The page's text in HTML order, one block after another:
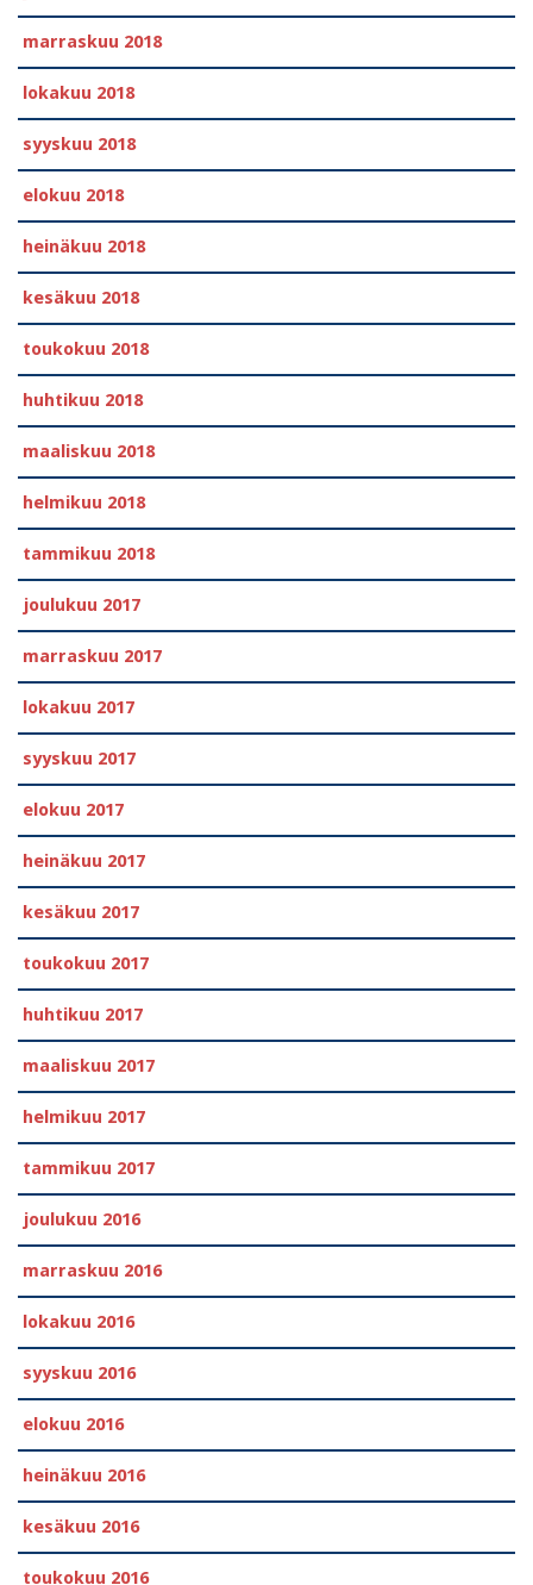
marraskuu 2018
lokakuu 2018
syyskuu 2018
elokuu 2018
heinäkuu 2018
kesäkuu 2018
toukokuu 2018
huhtikuu 2018
maaliskuu 2018
helmikuu 2018
tammikuu 2018
joulukuu 2017
marraskuu 2017
lokakuu 2017
syyskuu 2017
elokuu 2017
heinäkuu 2017
kesäkuu 2017
toukokuu 2017
huhtikuu 2017
maaliskuu 2017
helmikuu 2017
tammikuu 2017
joulukuu 2016
marraskuu 2016
lokakuu 2016
syyskuu 2016
elokuu 2016
heinäkuu 2016
kesäkuu 2016
toukokuu 2016